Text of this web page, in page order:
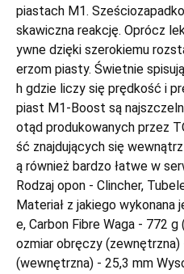
piastach M1.
skawiczna reakcję. Oprócz
ywne dzięki szerokiemu
erzom piasty. Świetnie
h gdzie liczy się prędkość i
piast M1-Boost są
otąd produkowanych przez
ść znajdujących się
ą również bardzo łatwe w
Rodzaj opon - Clincher,
Materiał z jakiego
e, Carbon Fibre Waga - 772
ozmiar obręczy
(wewnętrzna) - 25,3 mm